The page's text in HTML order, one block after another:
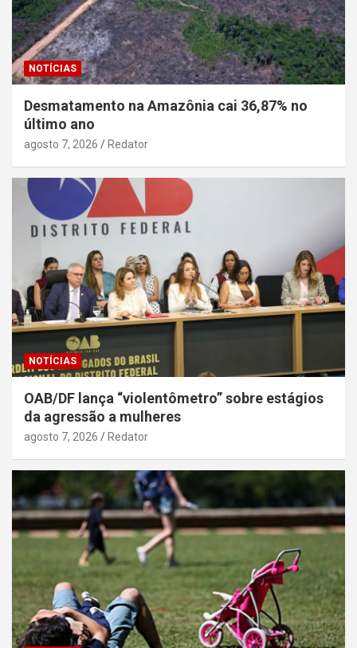
NOTÍCIAS
Desmatamento na Amazônia cai 36,87% no
último ano
agosto 7, 2026 Redator
NOTÍCIAS
OAB/DF lança “violentômetro” sobre estágios
da agressão a mulheres
agosto 7, 2026 Redator